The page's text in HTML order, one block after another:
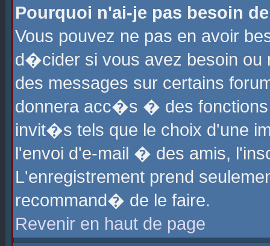
Pourquoi n'ai-je pas besoin
Vous pouvez ne pas en avoir
d�cider si vous avez besoin ou
des messages sur certains
donnera acc�s � des fonctions
invit�s tels que le choix d'une
l'envoi d'e-mail � des amis,
L'enregistrement prend
recommand� de le faire.
Revenir en haut de page